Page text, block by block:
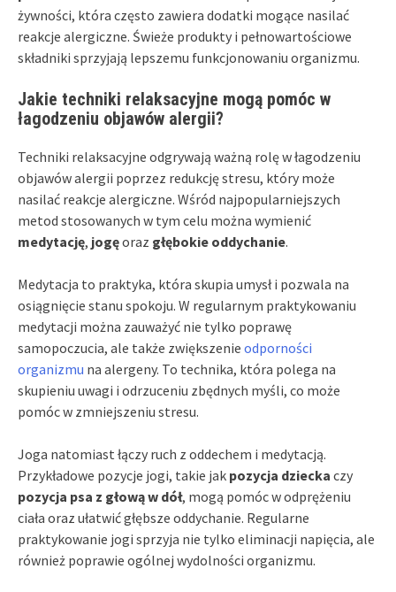
żywności, która często zawiera dodatki mogące nasilać
reakcje alergiczne. Świeże produkty i pełnowartościowe
składniki sprzyjają lepszemu funkcjonowaniu organizmu.
Jakie techniki relaksacyjne mogą pomóc w
łagodzeniu objawów alergii?
Techniki relaksacyjne odgrywają ważną rolę w łagodzeniu
objawów alergii poprzez redukcję stresu, który może
nasilać reakcje alergiczne. Wśród najpopularniejszych
metod stosowanych w tym celu można wymienić
medytację, jogęoraz głębokie oddychanie.
Medytacja to praktyka, która skupia umysł i pozwala na
osiągnięcie stanu spokoju. W regularnym praktykowaniu
medytacji można zauważyć nie tylko poprawę
samopoczucia, ale także zwiększenie odporności
organizmu na alergeny. To technika, która polega na
skupieniu uwagi i odrzuceniu zbędnych myśli, co może
pomóc w zmniejszeniu stresu.
Joga natomiast łączy ruch z oddechem i medytacją.
Przykładowe pozycje jogi, takie jak pozycja dziecka czy
pozycja psa z głową w dół, mogą pomóc w odprężeniu
ciała oraz ułatwić głębsze oddychanie. Regularne
praktykowanie jogi sprzyja nie tylko eliminacji napięcia, ale
również poprawie ogólnej wydolności organizmu.